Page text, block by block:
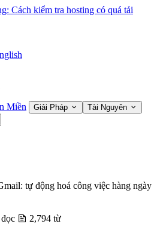
Cách kiểm tra hosting có quá tải
Miền Giải Pháp Tài Nguyên
tự động hoá công việc hàng ngày
2,794 từ